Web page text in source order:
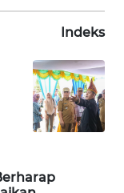
Indeks